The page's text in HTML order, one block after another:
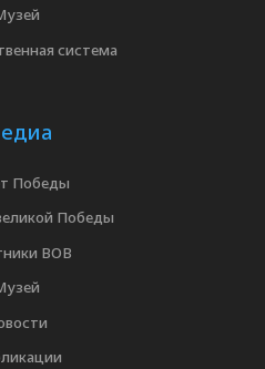
система
Победы
Победы
ВОВ